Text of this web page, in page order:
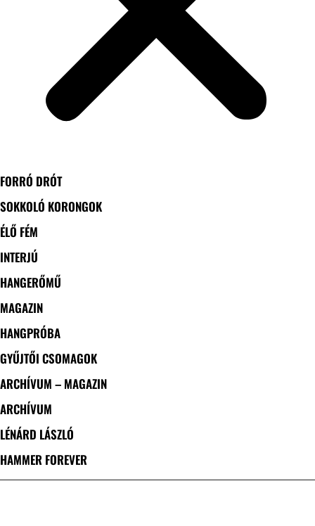
FORRÓ DRÓT
SOKKOLÓ KORONGOK
ÉLŐ FÉM
INTERJÚ
HANGERŐMŰ
MAGAZIN
HANGPRÓBA
GYŰJTŐI CSOMAGOK
ARCHÍVUM – MAGAZIN
ARCHÍVUM
LÉNÁRD LÁSZLÓ
HAMMER FOREVER